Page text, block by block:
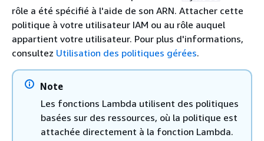
rôle a été spécifié à l'aide de son ARN. Attacher cette
politique à votre utilisateur IAM ou au rôle auquel
appartient votre utilisateur. Pour plus d'informations,
consultez Utilisation des politiques gérées.
Note
Les fonctions Lambda utilisent des politiques
basées sur des ressources, où la politique est
attachée directement à la fonction Lambda.